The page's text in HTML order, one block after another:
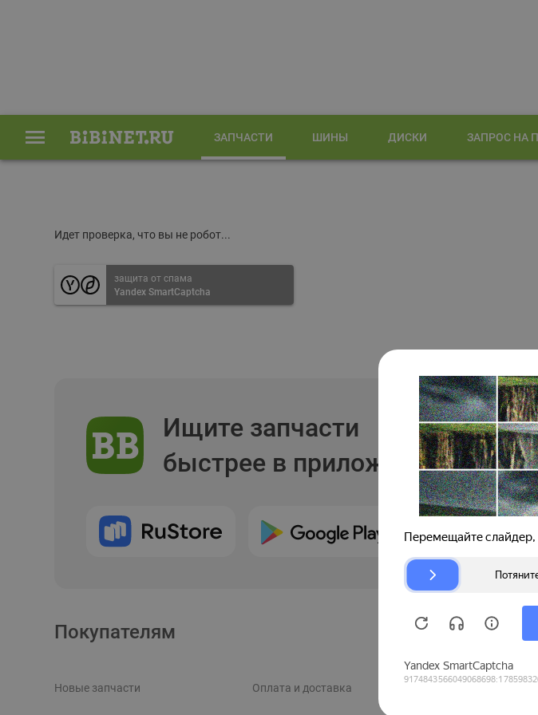
ЗАПЧАСТИ ШИНЫ ДИСКИ ЗАПРОС НА
Идет проверка, что вы не робот...
защита от спама
Yandex SmartCaptcha
Ищите запчасти
быстрее в приложении
Покупателям
Новые запчасти Оплата и доставка